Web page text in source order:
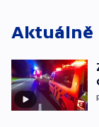
Aktuálně